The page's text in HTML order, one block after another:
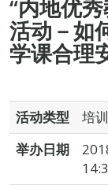
“内地优
活动－如
学课合理
活动类型
培
举办日期